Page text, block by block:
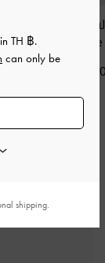
-สี
ต่างหูแบบติดหูรู
ซิ่นรุ่น
฿1,290.00
TH ฿.
can only be
shipping.